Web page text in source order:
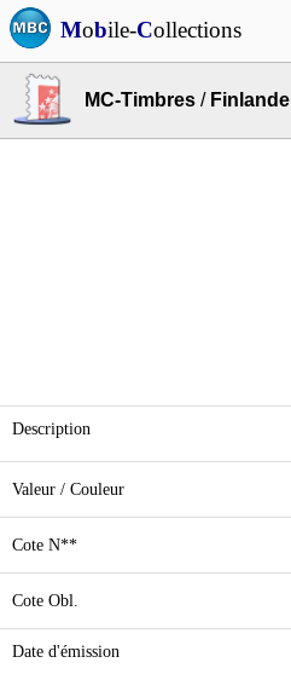
Mobile-Collections
MC-Timbres / Finlande
Description
Valeur / Couleur
Cote N**
Cote Obl.
Date d'émission